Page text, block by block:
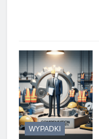
WYPADKI